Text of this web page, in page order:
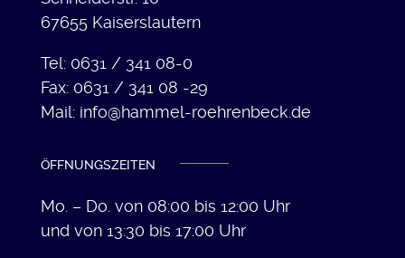
67655 Kaiserslautern
Tel: 0631 / 341 08-0
Fax: 0631 / 341 08 -29
Mail: info@hammel-roehrenbeck.de
ÖFFNUNGSZEITEN
Mo. – Do. von 08:00 bis 12:00 Uhr
und von 13:30 bis 17:00 Uhr